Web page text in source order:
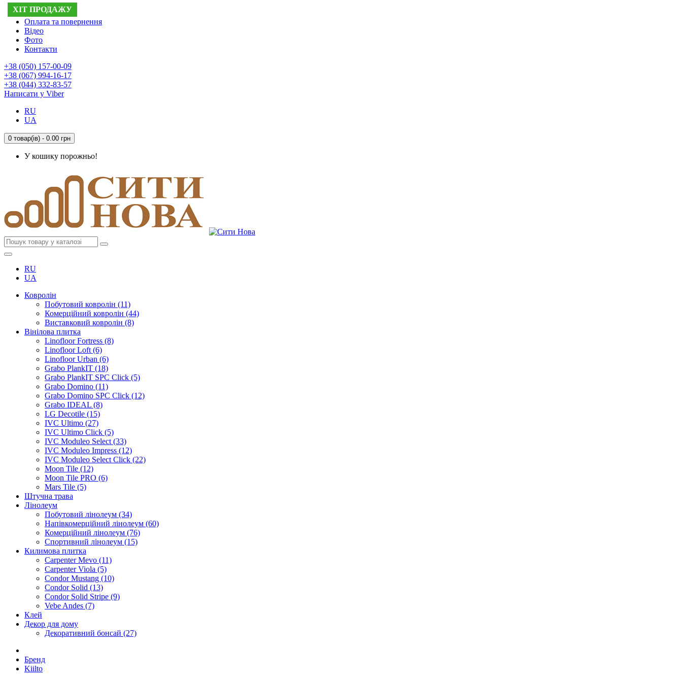
Доставка
Оплата та повернення
Відео
Фото
Контакти
+38 (050) 157-00-09
+38 (067) 994-16-17
+38 (044) 332-83-57
Написати у Viber
RU
UA
0 товар(ів) - 0.00 грн
У кошику порожньо!
RU
UA
Ковролін
Побутовий ковролін (11)
Комерційний ковролін (44)
Виставковий ковролін (8)
Вінілова плитка
Linofloor Fortress (8)
Linofloor Loft (6)
Linofloor Urban (6)
Grabo PlankIT (18)
Grabo PlankIT SPC Click (5)
Grabo Domino (11)
Grabo Domino SPC Click (12)
Grabo IDEAL (8)
LG Decotile (15)
IVC Ultimo (27)
IVC Ultimo Click (5)
IVC Moduleo Select (33)
IVC Moduleo Impress (12)
IVC Moduleo Select Click (22)
Moon Tile (12)
Moon Tile PRO (6)
Mars Tile (5)
Штучна трава
Лінолеум
Побутовий лінолеум (34)
Напівкомерційний лінолеум (60)
Комерційний лінолеум (76)
Спортивний лінолеум (15)
Килимова плитка
Carpenter Mevo (11)
Carpenter Viola (5)
Condor Mustang (10)
Condor Solid (13)
Condor Solid Stripe (9)
Vebe Andes (7)
Клей
Декор для дому
Декоративний бонсай (27)
Бренд
Kiilto
ХІТ ПРОДАЖУ